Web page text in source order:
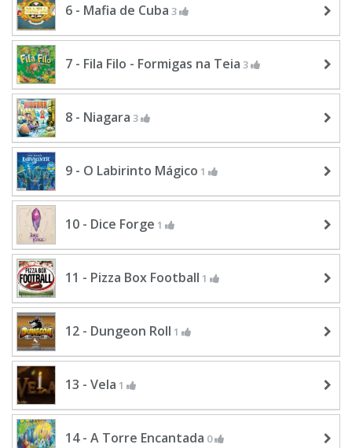
6 - Mafia de Cuba 3
7 - Fila Filo - Formigas na Teia 3
8 - Niagara 3
9 - O Labirinto Mágico 1
10 - Dice Forge 1
11 - Pizza Box Football 1
12 - Dungeon Roll 1
13 - Vela 1
14 - A Torre Encantada 0